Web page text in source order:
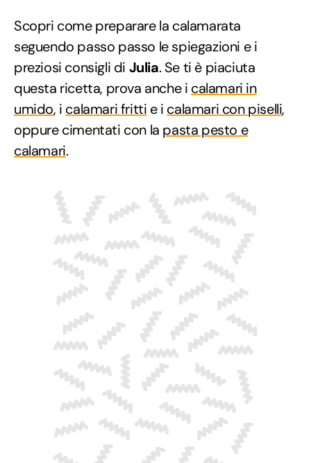
Scopri come preparare la calamarata
seguendo passo passo le spiegazioni e i
preziosi consigli di Julia. Se ti è piaciuta
questa ricetta, prova anche i calamari in
umido, i calamari fritti e i calamari con piselli,
oppure cimentati con la pasta pesto e
calamari.